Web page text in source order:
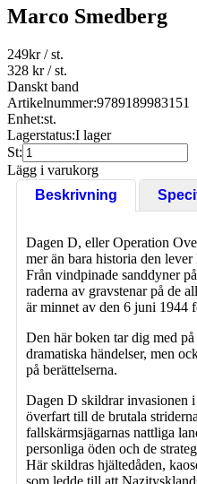
Marco Smedberg
249kr/ st.
328 kr/ st.
Danskt band
Artikelnummer:9789189983151
Enhet:st.
Lagerstatus:I lager
St:
Lägg i varukorg
Beskrivning
Dagen D, eller Operation
mer än bara historia den
Från vindpinade sanddyner
raderna av gravstenar på de
är minnet av den 6 juni 1944
Den här boken tar dig med
dramatiska händelser, men
på berättelserna.
Dagen D skildrar invasionen
överfart till de brutala
fallskärmsjägarnas nattliga
personliga öden och de
Här skildras hjältedåden,
som ledde till att